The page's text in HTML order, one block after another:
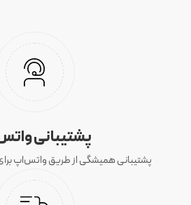
پشتیبانی
پشتیبانی همیشگی از طریق واتس‌اپ